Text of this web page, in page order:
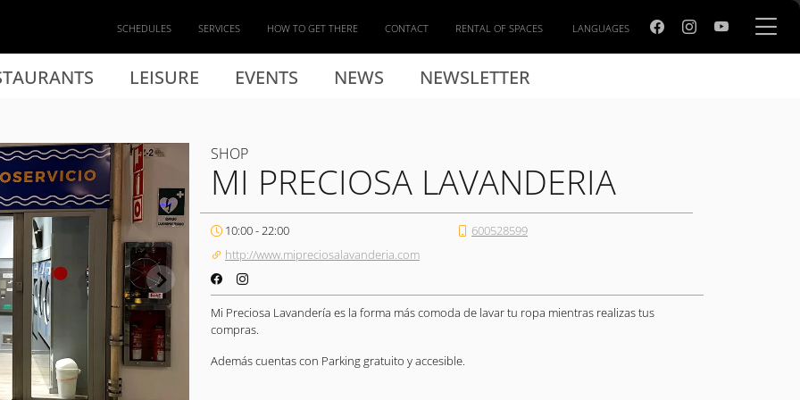
LEISURE EVENTS NEWS NEWSLETTER
SCHEDULES SERVICES HOW TO GET THERE CONTACT RENTAL OF SPACES LANGUAGES
SHOP
MI PRECIOSA LAVANDERIA
10:00 - 22:00
600528599
http://www.mipreciosalavanderia.com
Mi Preciosa Lavandería es la forma más comoda de lavar tu ropa mientras realizas tus
compras.
Además cuentas con Parking gratuito y accesible.